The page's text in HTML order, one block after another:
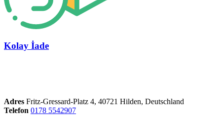
Kolay İade
Adres Fritz-Gressard-Platz 4, 40721 Hilden, Deutschland
Telefon 0178 5542907